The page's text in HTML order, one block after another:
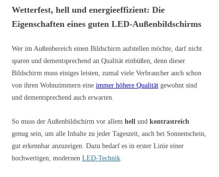
Wetterfest, hell und energieeffizient: Die
Eigenschaften eines guten LED-Außenbildschirms
Wer im Außenbereich einen Bildschirm aufstellen möchte, darf nicht
sparen und dementsprechend an Qualität einbüßen, denn dieser
Bildschirm muss einiges leisten, zumal viele Verbraucher auch schon
von ihren Wohnzimmern eine immer höhere Qualität gewohnt sind
und dementsprechend auch erwarten.
So muss der Außenbildschirm vor allem hell und kontrastreich
genug sein, um alle Inhalte zu jeder Tageszeit, auch bei Sonnenschein,
gut erkennbar anzuzeigen. Dazu bedarf es in erster Linie einer
hochwertigen, modernen LED-Technik.